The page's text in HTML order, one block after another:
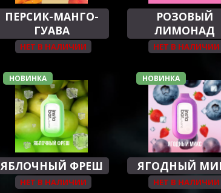
ПЕРСИК-МАНГО-
ГУАВА
НЕТ В НАЛИЧИИ
РОЗОВЫЙ
ЛИМОНАД
НЕТ В НАЛИЧИИ
НОВИНКА
ЯБЛОЧНЫЙ ФРЕШ
НЕТ В НАЛИЧИИ
НОВИНКА
ЯГОДНЫЙ
НЕТ В НАЛИЧИИ